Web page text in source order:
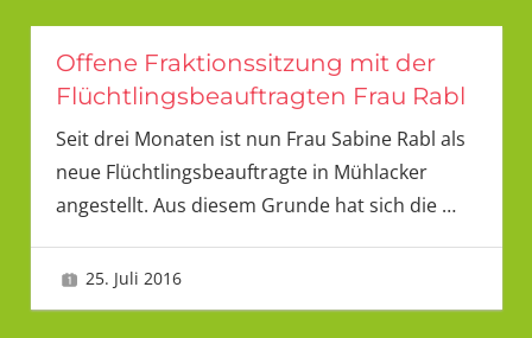
Offene Fraktionssitzung mit der
Flüchtlingsbeauftragten Frau Rabl
Seit drei Monaten ist nun Frau Sabine Rabl als
neue Flüchtlingsbeauftragte in Mühlacker
angestellt. Aus diesem Grunde hat sich die …
25. Juli 2016